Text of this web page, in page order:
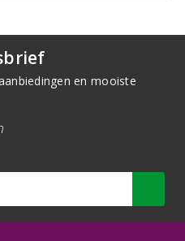
en mooiste